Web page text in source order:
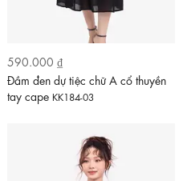
590.000 ₫
Đầm đen dự tiệc chữ A cổ thuyền
tay cape KK184-03